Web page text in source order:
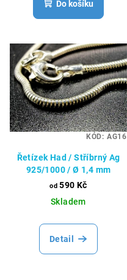
Do košíku
Řetízek Had / Stříbrný Ag
925/1000 / Ø 1,4 mm
od 590 Kč
Skladem
Detail
KÓD: AG16